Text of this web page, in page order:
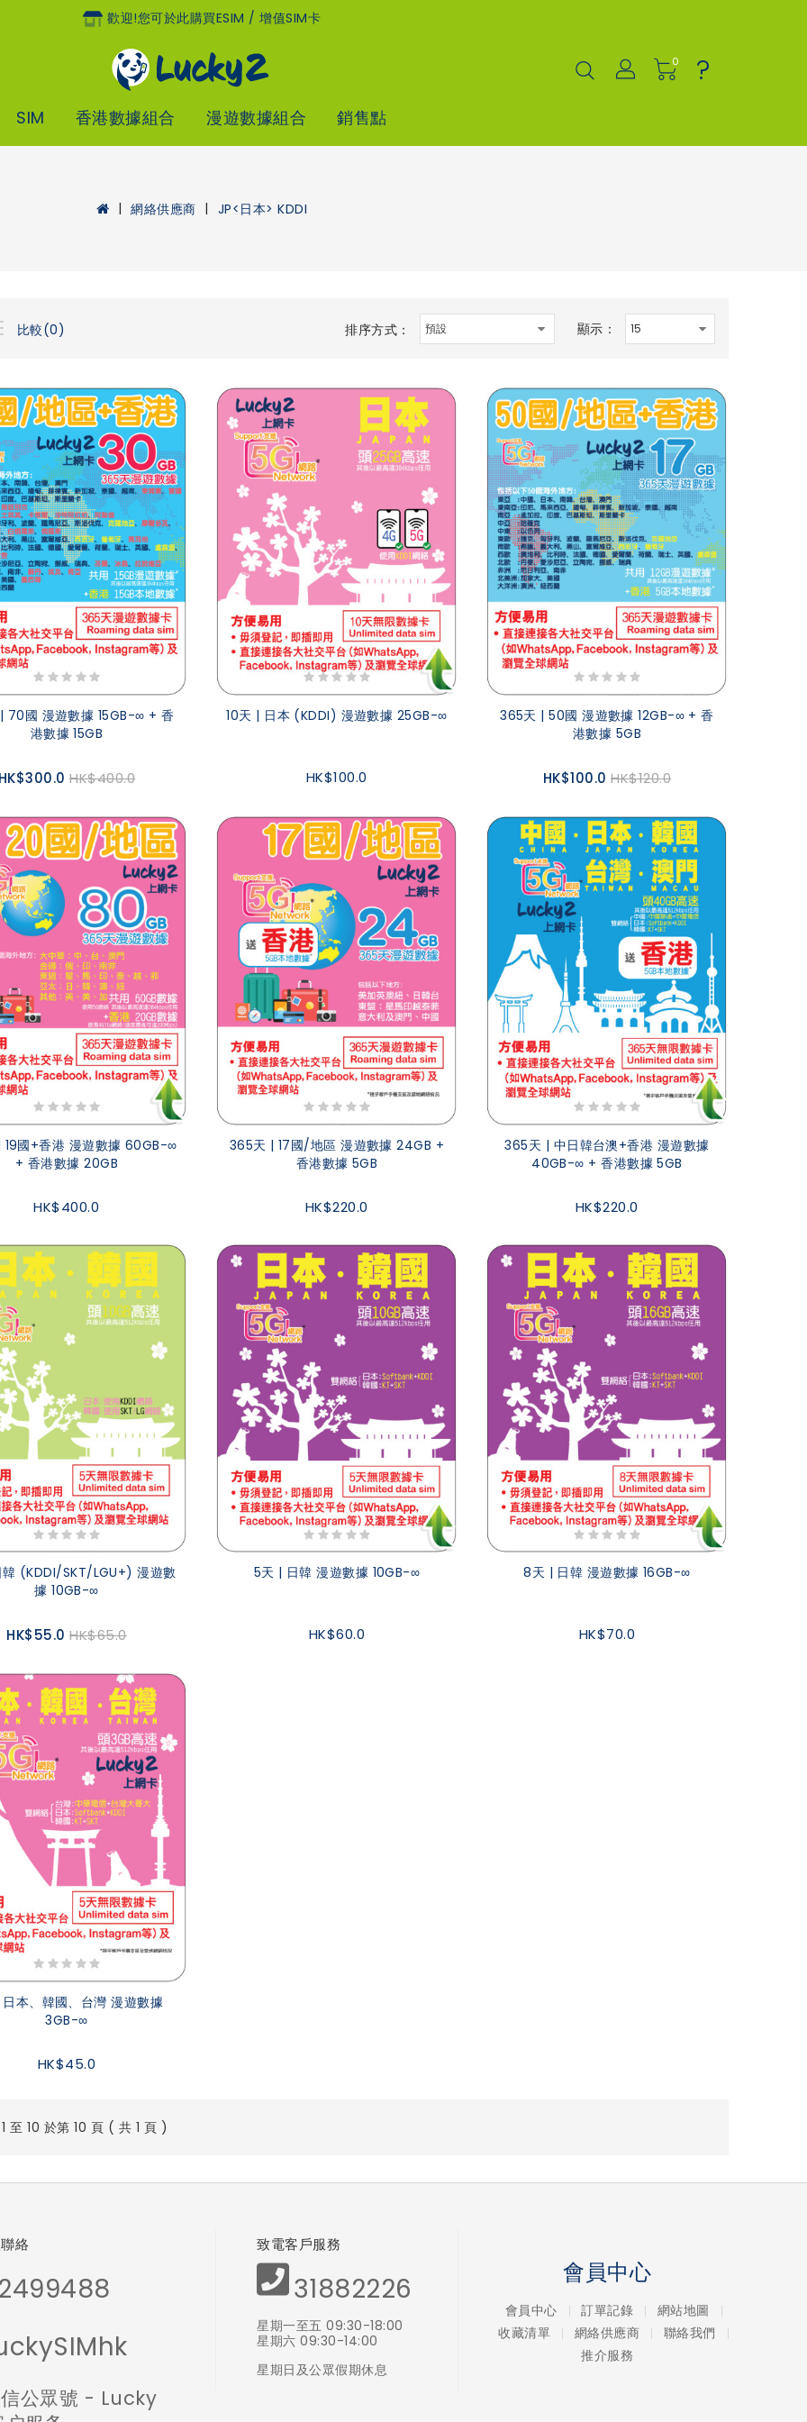
歡迎!您可於此購買eSIM / 增值SIM卡
0 ?
SIM 香港數據組合 漫遊數據組合 銷售點
網絡供應商 JP<日本> KDDI
比較(0) 排序方式： 顯示：
70國 漫遊數據 15GB-∞ + 香
港數據 15GB
HK$400.0
10天 | 日本 (KDDI) 漫遊數據 25GB-∞
HK$100.0
365天 | 50國 漫遊數據 12GB-∞ + 香
港數據 5GB
HK$100.0 HK$120.0
國+香港 漫遊數據 60GB-∞
+ 香港數據 20GB
HK$400.0
365天 | 17國/地區 漫遊數據 24GB +
香港數據 5GB
HK$220.0
365天 | 中日韓台澳+香港 漫遊數據
40GB-∞ + 香港數據 5GB
HK$220.0
(KDDI/SKT/LGU+) 漫遊數
據 10GB-∞
HK$55.0 HK$65.0
5天 | 日韓 漫遊數據 10GB-∞
HK$60.0
8天 | 日韓 漫遊數據 16GB-∞
HK$70.0
本、韓國、台灣 漫遊數據
3GB-∞
HK$45.0
至 10 於第 10 頁 ( 共 1 頁 )
絡
公眾號 - Lucky
致電客戶服務
31882226
星期一至五 09:30-18:00
星期六 09:30-14:00
星期日及公眾假期休息
會員中心
會員中心 訂單記錄
網站地圖
收藏清單
網絡供應商
聯絡我們
推介服務